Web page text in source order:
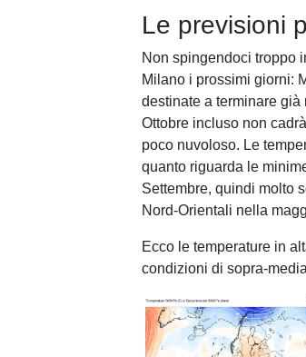
Le previsioni
Non spingendoci troppo
Milano i prossimi giorni:
destinate a terminare
Ottobre incluso non
poco nuvoloso. Le
quanto riguarda le
Settembre, quindi molto
Nord-Orientali nella
Ecco le temperature in
condizioni di sopra-